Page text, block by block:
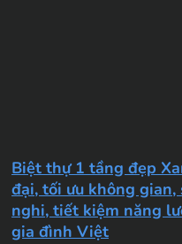
Biệt thự 1 tầng đẹp
đại, tối ưu không
nghi, tiết kiệm năng
gia đình Việt